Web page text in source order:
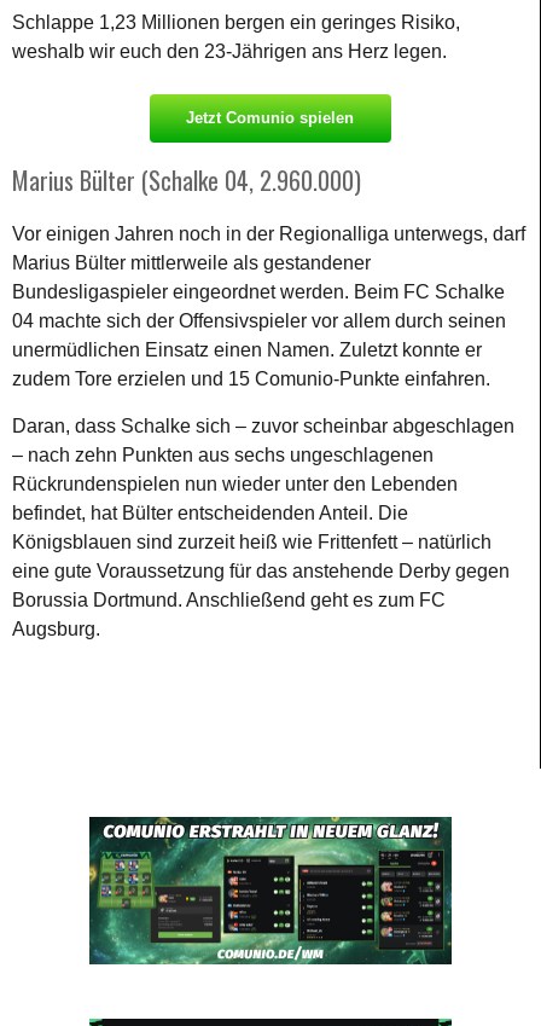
Schlappe 1,23 Millionen bergen ein geringes Risiko,
weshalb wir euch den 23-Jährigen ans Herz legen.
Jetzt Comunio spielen
Marius Bülter (Schalke 04, 2.960.000)
Vor einigen Jahren noch in der Regionalliga unterwegs, darf
Marius Bülter mittlerweile als gestandener
Bundesligaspieler eingeordnet werden. Beim FC Schalke
04 machte sich der Offensivspieler vor allem durch seinen
unermüdlichen Einsatz einen Namen. Zuletzt konnte er
zudem Tore erzielen und 15 Comunio-Punkte einfahren.
Daran, dass Schalke sich – zuvor scheinbar abgeschlagen
– nach zehn Punkten aus sechs ungeschlagenen
Rückrundenspielen nun wieder unter den Lebenden
befindet, hat Bülter entscheidenden Anteil. Die
Königsblauen sind zurzeit heiß wie Frittenfett – natürlich
eine gute Voraussetzung für das anstehende Derby gegen
Borussia Dortmund. Anschließend geht es zum FC
Augsburg.